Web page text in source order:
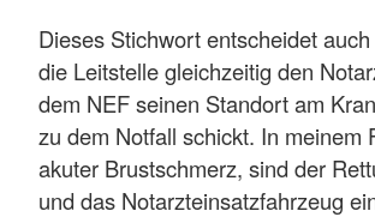
Dieses Stichwort entscheidet
die Leitstelle gleichzeitig den
dem NEF seinen Standort am
zu dem Notfall schickt. In meinem
akuter Brustschmerz, sind der
und das Notarzteinsatzfahrzeug